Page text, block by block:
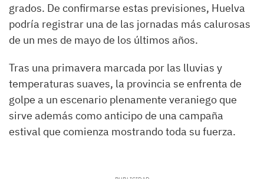
grados. De confirmarse estas previsiones, Huelva
podría registrar una de las jornadas más calurosas
de un mes de mayo de los últimos años.
Tras una primavera marcada por las lluvias y
temperaturas suaves, la provincia se enfrenta de
golpe a un escenario plenamente veraniego que
sirve además como anticipo de una campaña
estival que comienza mostrando toda su fuerza.